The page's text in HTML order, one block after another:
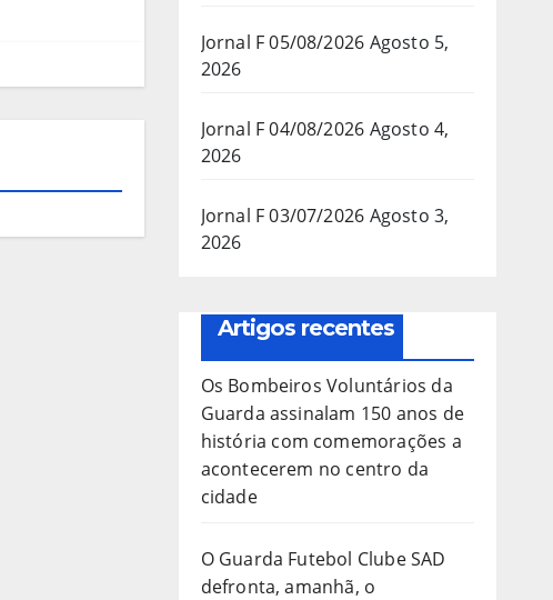
Jornal F 05/08/2026 Agosto 5,
2026
Jornal F 04/08/2026 Agosto 4,
2026
Jornal F 03/07/2026 Agosto 3,
2026
Artigos recentes
Os Bombeiros Voluntários da
Guarda assinalam 150 anos de
história com comemorações a
acontecerem no centro da
cidade
O Guarda Futebol Clube SAD
defronta, amanhã, o